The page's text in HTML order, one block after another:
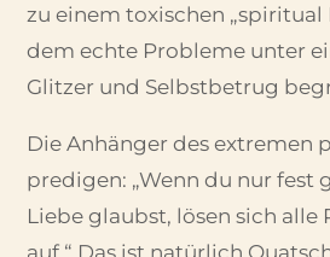
zu einem toxischen „spiritual
dem echte Probleme unter
Glitzer und Selbstbetrug
Die Anhänger des extremen
predigen: „Wenn du nur fest
Liebe glaubst, lösen sich alle
auf.“ Das ist natürlich